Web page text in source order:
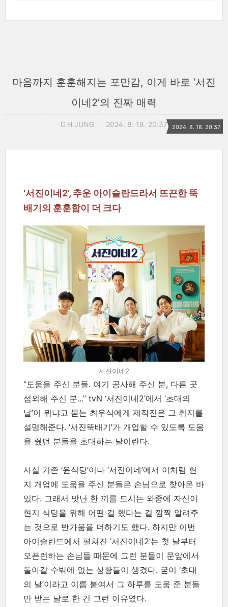
마음까지 훈훈해지는 포만감, 이게 바로 ‘서진
이네2’의 진짜 매력
D.H.JUNG 2024. 8. 18. 20:37 2024. 8. 18. 20:37
‘서진이네2’, 추운 아이슬란드라서 뜨끈한 뚝
배기의 훈훈함이 더 크다
서진이네2
“도움을 주신 분들. 여기 공사해 주신 분, 다른 곳
섭외해 주신 분...” tvN ‘서진이네2’에서 ‘초대의
날’이 뭐냐고 묻는 최우식에게 제작진은 그 취지를
설명해준다. ‘서진뚝배기’가 개업할 수 있도록 도움
을 줬던 분들을 초대하는 날이란다.
사실 기존 ‘윤식당’이나 ‘서진이네’에서 이처럼 현
지 개업에 도움을 주신 분들은 손님으로 찾아온 바
있다. 그래서 맛난 한 끼를 드시는 와중에 자신이
현지 식당을 위해 어떤 걸 했다는 걸 깜짝 알려주
는 것으로 반가움을 더하기도 했다. 하지만 이번
아이슬란드에서 펼쳐진 ‘서진이네2’는 첫 날부터
오픈런하는 손님들 때문에 그런 분들이 문앞에서
돌아갈 수밖에 없는 상황들이 생겼다. 굳이 ‘초대
의 날’이라고 이름 붙여서 그 하루를 도움 준 분들
만 받는 날로 한 건 그런 이유였다.